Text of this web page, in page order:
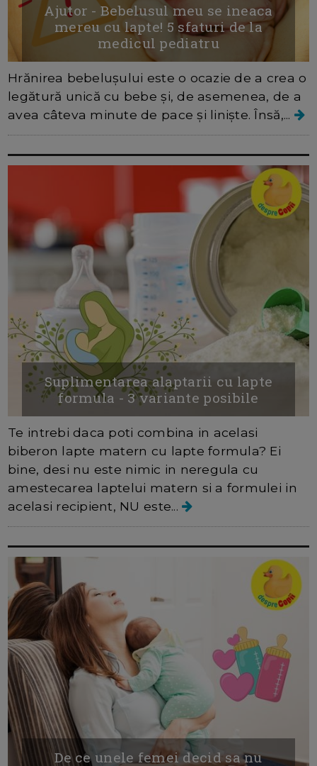
Ajutor - Bebelusul meu se ineaca
mereu cu lapte! 5 sfaturi de la
medicul pediatru
Hrănirea bebelușului este o ocazie de a crea o
legătură unică cu bebe și, de asemenea, de a
avea câteva minute de pace și liniște. Însă,...
Suplimentarea alaptarii cu lapte
formula - 3 variante posibile
Te intrebi daca poti combina in acelasi
biberon lapte matern cu lapte formula? Ei
bine, desi nu este nimic in neregula cu
amestecarea laptelui matern si a formulei in
acelasi recipient, NU este...
De ce unele femei decid sa nu